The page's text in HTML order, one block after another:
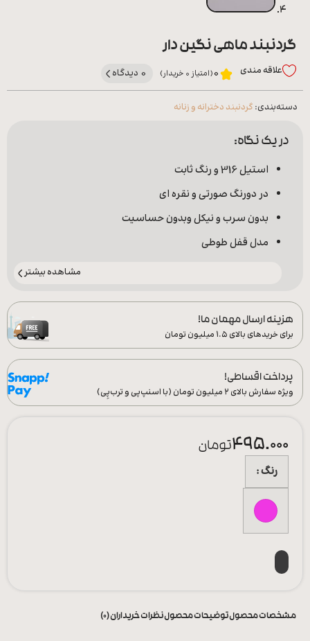
گردنبند ماهی نگین دار
علاقه‌ مندی 0(امتیاز 0 خریدار) 0 دیدگاه
دسته‌بندی: گردنبند دخترانه و زنانه
در یک نگاه:
استیل 316 و رنگ ثابت
در دورنگ صورتی و نقره ای
بدون سرب و نیکل وبدون حساسیت
مدل قفل طوطی
مشاهده بیشتر
هزینه ارسال مهمان ما!
برای خریدهای بالای ۱.۵ میلیون تومان
پرداخت اقساطی!
ویژه سفارش‌ بالای ۲ میلیون تومان (با اسنپ‌پی و ترب‌پِی)
495.000تومان
رنگ
مشخصات محصولتوضیحات محصولنظرات خریداران (0)